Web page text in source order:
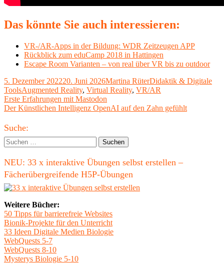
Das könnte Sie auch interessieren:
VR-/AR-Apps in der Bildung: WDR Zeitzeugen APP
Rückblick zum eduCamp 2018 in Hattingen
Escape Room Varianten – von real über VR bis zu outdoor
Veröffentlicht
am
5. Dezember 202220. Juni 2026Autor
Martina RüterKategorien
Didaktik & Digitale
ToolsSchlagwörter
Augmented Reality, Virtual Reality, VR/AR
Beitragsnavigation
Vorheriger
Beitrag:
Erste Erfahrungen mit Mastodon
Nächster
Der Künstlichen Intelligenz OpenAI auf den Zahn gefühlt
Haupt-
Seitenleiste
Suche:
Suchen
nach:
NEU: 33 x interaktive Übungen selbst erstellen –
Fächerübergreifende H5P-Übungen
Weitere Bücher:
50 Tipps für barrierefreie Websites
Bionik-Projekte für den Unterricht
33 Ideen Digitale Medien Biologie
WebQuests 5-7
WebQuests 8-10
Mysterys Biologie 5-10